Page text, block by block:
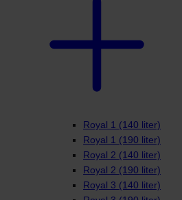
Royal 1 (140 liter)
Royal 1 (190 liter)
Royal 2 (140 liter)
Royal 2 (190 liter)
Royal 3 (140 liter)